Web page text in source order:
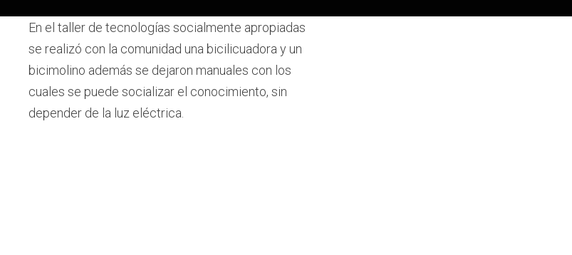
En el taller de tecnologías socialmente apropiadas
se realizó con la comunidad una bicilicuadora y un
bicimolino además se dejaron manuales con los
cuales se puede socializar el conocimiento, sin
depender de la luz eléctrica.